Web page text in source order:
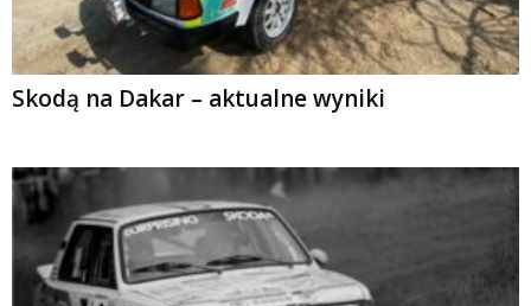
Skodą na Dakar – aktualne wyniki